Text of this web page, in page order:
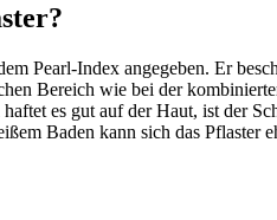
Pearl-Index angegeben. Er
Bereich wie bei der
es gut auf der Haut, ist der
Baden kann sich das Pflaster